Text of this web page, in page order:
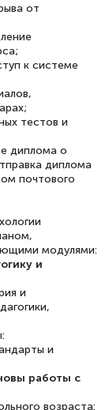
и
от
к системе
тестов и
диплома о
диплома
почтового
модулями:
и
и
и
работы с
возраста: